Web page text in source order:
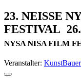
23. NEISSE
FESTIVAL
NYSA NISA FILM
Veranstalter: